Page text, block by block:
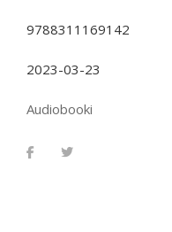
9788311169142
2023-03-23
Audiobooki